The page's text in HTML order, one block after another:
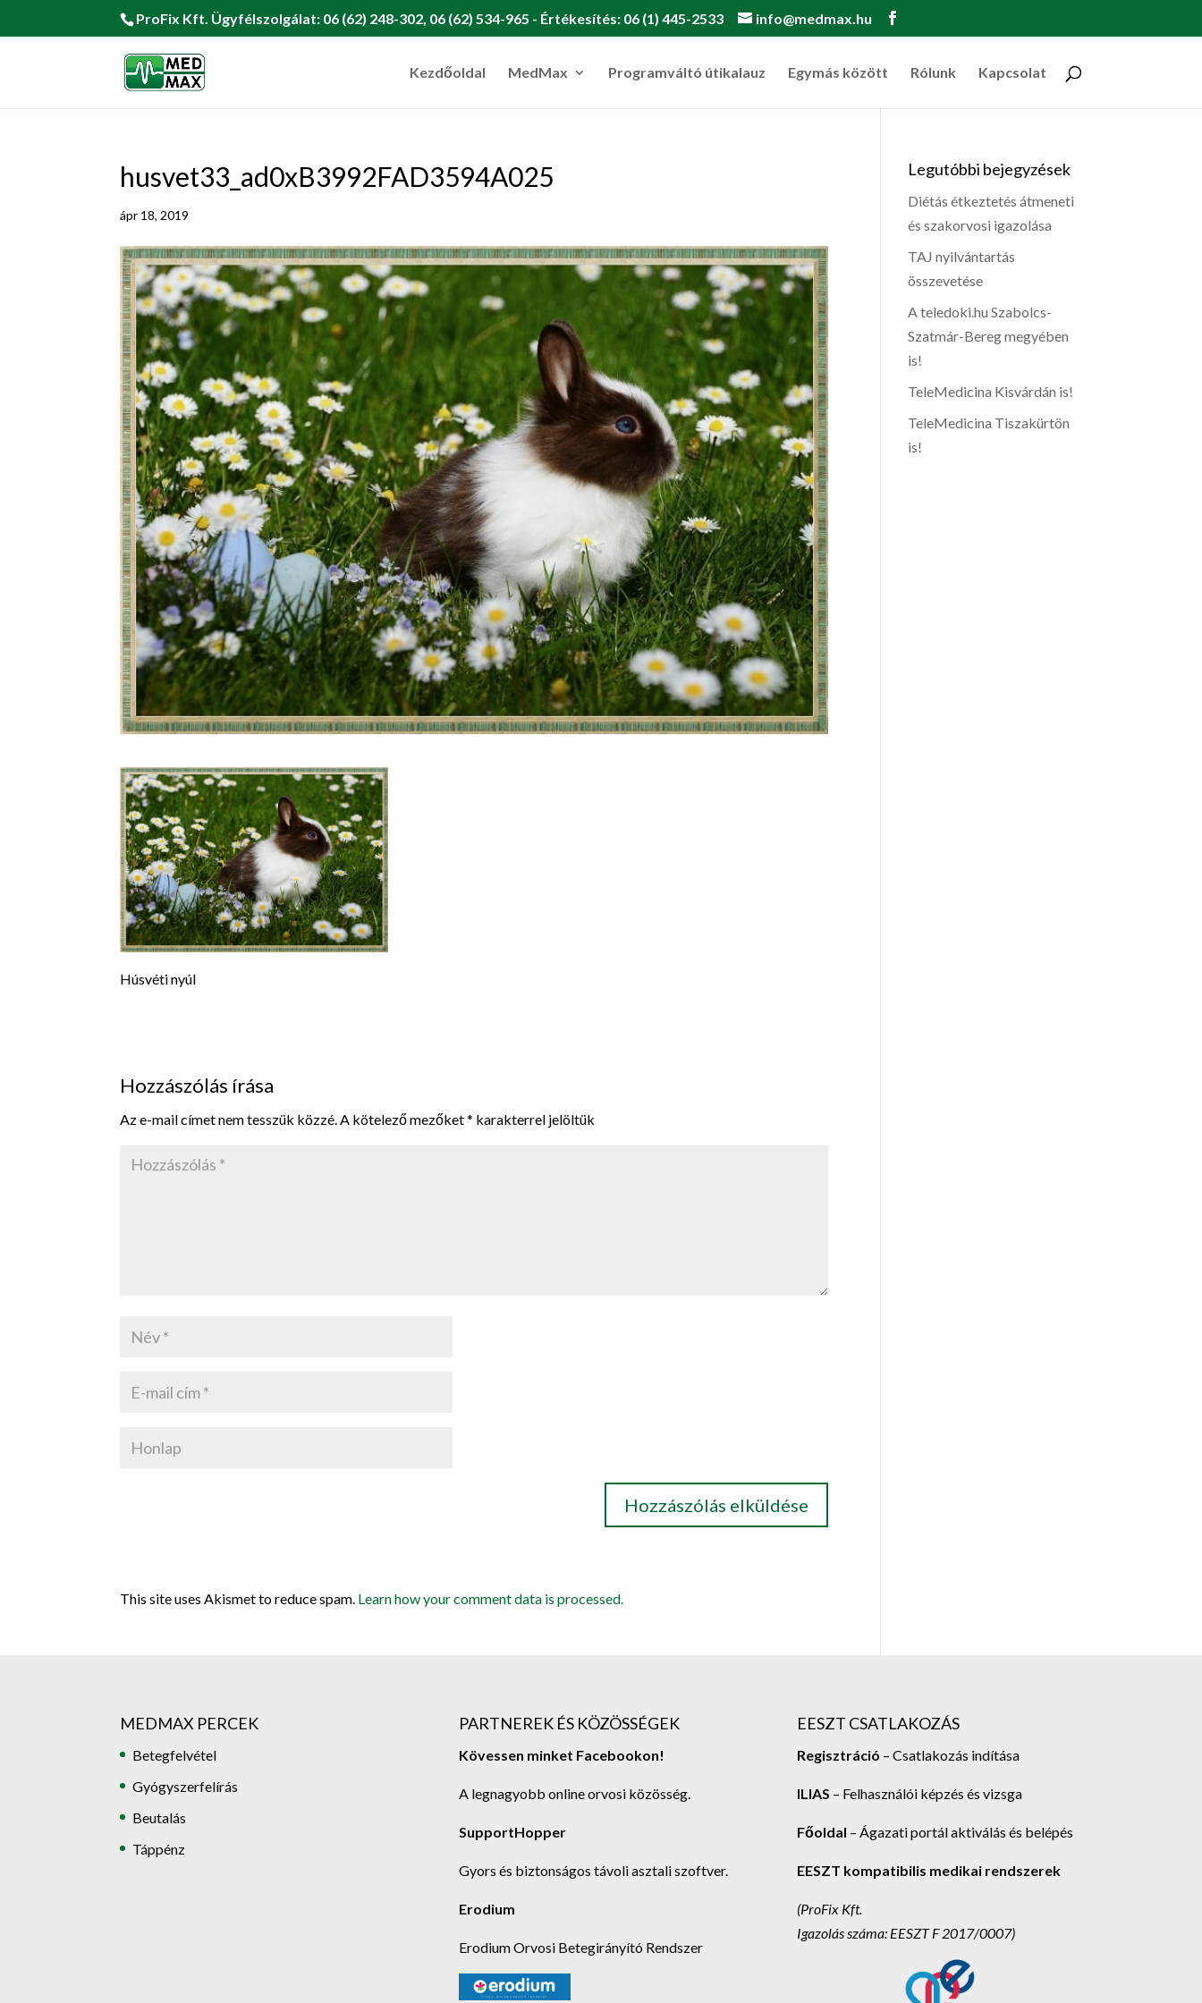
ProFix Kft. Ügyfélszolgálat: 06 (62) 248-302, 06 (62) 534-965 - Értékesítés: 06 (1) 445-2533 info@medmax.hu
Kezdőoldal MedMax Programváltó útikalauz Egymás között Rólunk Kapcsolat
husvet33_ad0xB3992FAD3594A025
ápr 18, 2019
Húsvéti nyúl
Hozzászólás írása
Az e-mail címet nem tesszük közzé.A kötelező mezőket* karakterrel jelöltük
This site uses Akismet to reduce spam. Learn how your comment data is processed.
Legutóbbi bejegyzések
Diétás étkeztetés átmeneti
és szakorvosi igazolása
TAJ nyilvántartás
összevetése
A teledoki.hu Szabolcs-
Szatmár-Bereg megyében
is!
TeleMedicina Kisvárdán is!
TeleMedicina Tiszakürtön
is!
MEDMAX PERCEK
Betegfelvétel
Gyógyszerfelírás
Beutalás
Táppénz
PARTNEREK ÉS KÖZÖSSÉGEK
Kövessen minket Facebookon!
A legnagyobb online orvosi közösség.
SupportHopper
Gyors és biztonságos távoli asztali szoftver.
Erodium
Erodium Orvosi Betegirányító Rendszer
EESZT CSATLAKOZÁS
Regisztráció – Csatlakozás indítása
ILIAS – Felhasználói képzés és vizsga
Főoldal – Ágazati portál aktiválás és belépés
EESZT kompatibilis medikai rendszerek
(ProFix Kft.
Igazolás száma: EESZT F 2017/0007)